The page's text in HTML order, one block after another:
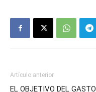
Artículo anterior
EL OBJETIVO DEL GASTO